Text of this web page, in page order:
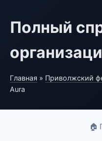
Полный
Главная » Приволжский
Aura
🏠